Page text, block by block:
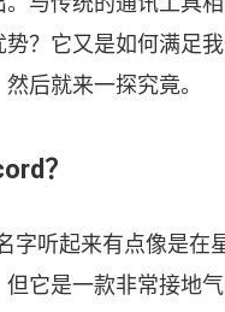
势？它又是如何满足
后就来一探究竟。
？
字听起来有点像是在
但它是一款非常接地